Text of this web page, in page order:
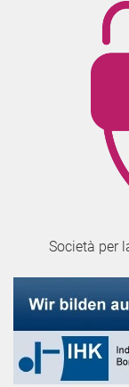
Società per